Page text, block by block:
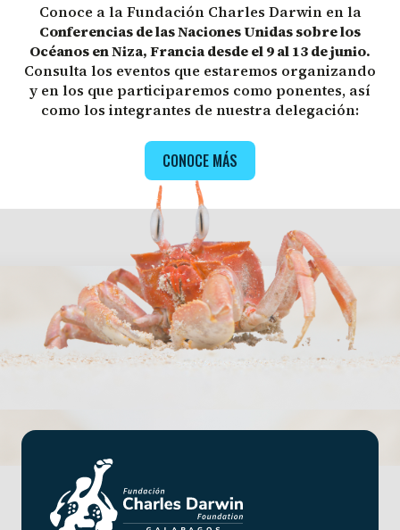
Conoce a la Fundación Charles Darwin en la
Conferencias de las Naciones Unidas sobre los
Océanos en Niza, Francia desde el 9 al 13 de junio.
Consulta los eventos que estaremos organizando
y en los que participaremos como ponentes, así
como los integrantes de nuestra delegación:
CONOCE MÁS